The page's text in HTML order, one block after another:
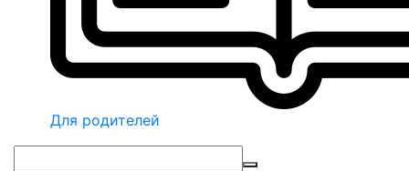
Для родителей